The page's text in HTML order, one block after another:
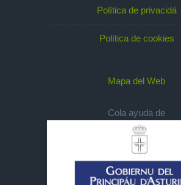
Política de privacidá
Política de cookies
Mapa del Web
Cola ayuda de